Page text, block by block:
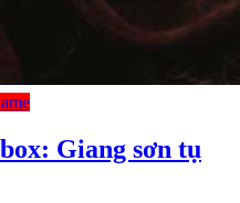
Giang sơn tụ